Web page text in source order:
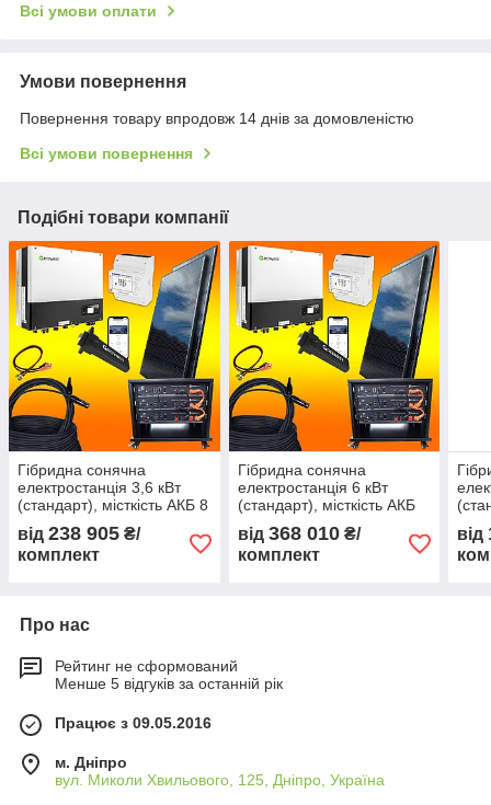
Всі умови оплати
Умови повернення
Повернення товару впродовж 14 днів за домовленістю
Всі умови повернення
Подібні товари компанії
Гібридна сонячна
електростанція 3,6 кВт
(стандарт), місткість АКБ 8
кВт·год (24 В)
від 238 905 ₴/
комплект
Гібридна сонячна
електростанція 6 кВт
(стандарт), місткість АКБ
13 кВт·год (48 В)
від 368 010₴/
комплект
4,8
від
Про нас
Рейтинг не сформований
Менше 5 відгуків за останній рік
Працює з 09.05.2016
м. Дніпро
вул. Миколи Хвильового, 125, Дніпро, Україна